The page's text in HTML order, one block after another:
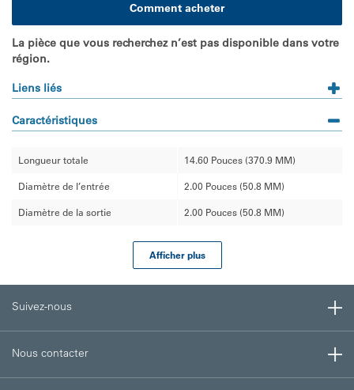
Comment acheter
La pièce que vous recherchez n’est pas disponible dans votre
région.
Liens liés
Caractéristiques
Longueur totale 14.60 Pouces (370.9 MM)
Diamètre de l’entrée 2.00 Pouces (50.8 MM)
Diamètre de la sortie 2.00 Pouces (50.8 MM)
Afficher plus
Suivez-nous
Nous contacter